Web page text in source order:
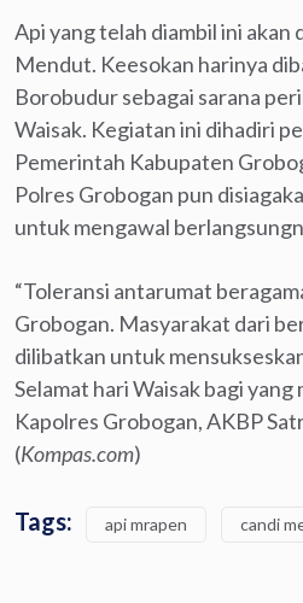
Api yang telah diambil ini akan
Mendut. Keesokan harinya
Borobudur sebagai sarana
Waisak. Kegiatan ini dihadiri
Pemerintah Kabupaten
Polres Grobogan pun
untuk mengawal
“Toleransi antarumat
Grobogan. Masyarakat dari
dilibatkan untuk
Selamat hari Waisak bagi yang
Kapolres Grobogan, AKBP
(Kompas.com)
Tags: api mrapen candi